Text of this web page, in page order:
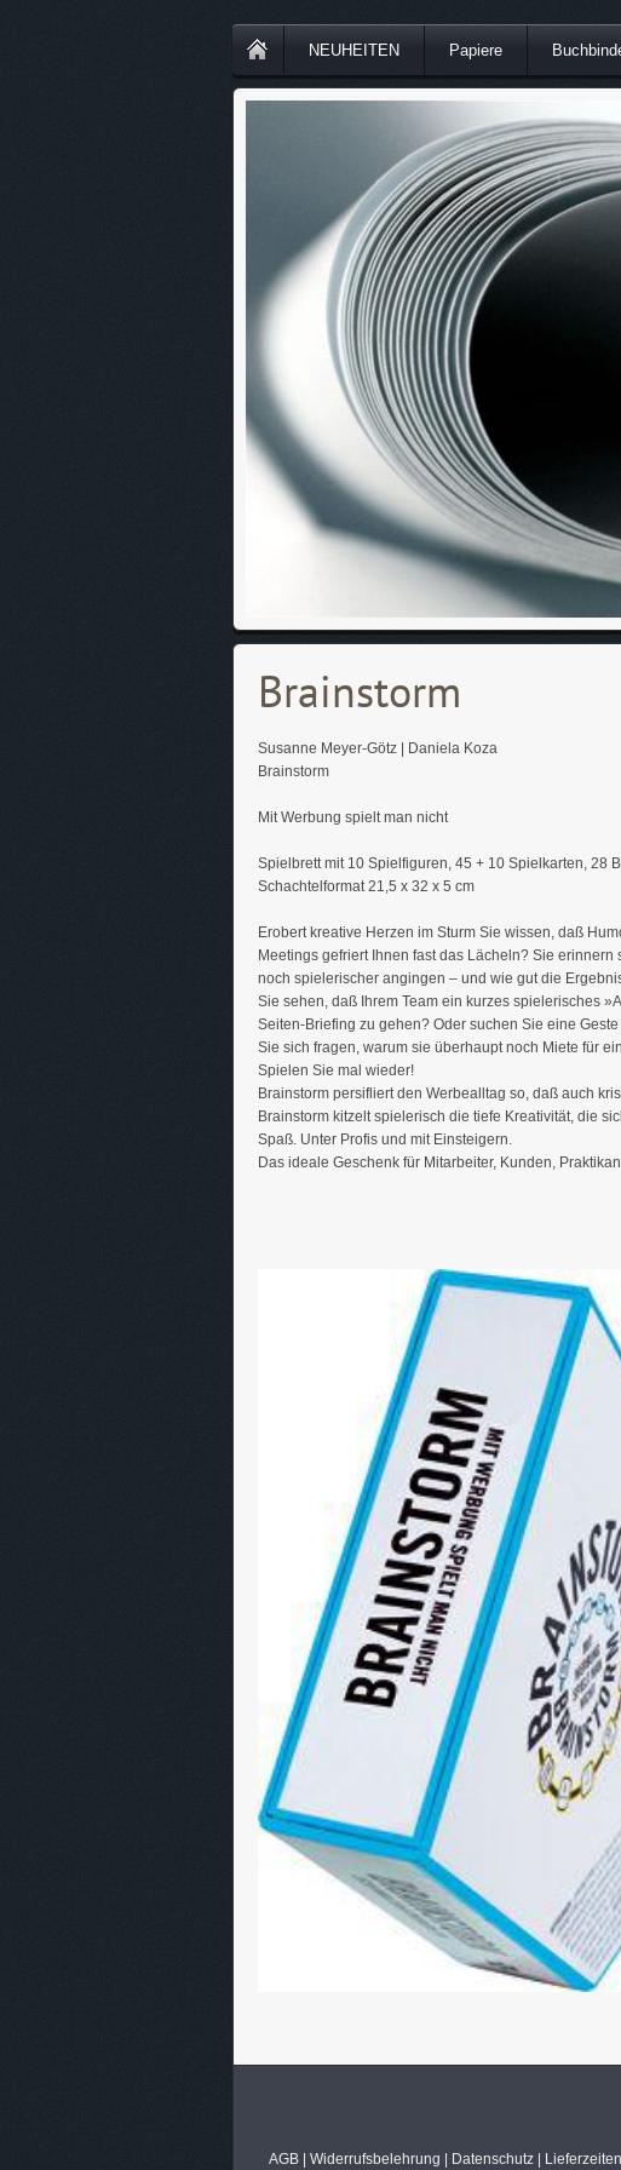
NEUHEITEN Papiere
Brainstorm
Susanne Meyer-Götz | Daniela Koza
Brainstorm
Mit Werbung spielt man nicht
Spielbrett mit 10 Spielfiguren, 45 + 10 Spielkarten, 28
Schachtelformat 21,5 x 32 x 5 cm
Erobert kreative Herzen im Sturm Sie wissen, daß
Meetings gefriert Ihnen fast das Lächeln? Sie
noch spielerischer angingen – und wie gut die
Sie sehen, daß Ihrem Team ein kurzes spielerisches
Seiten-Briefing zu gehen? Oder suchen Sie eine
Sie sich fragen, warum sie überhaupt noch Miete für
Spielen Sie mal wieder!
Brainstorm persifliert den Werbealltag so, daß auch
Brainstorm kitzelt spielerisch die tiefe Kreativität, die
Spaß. Unter Profis und mit Einsteigern.
Das ideale Geschenk für Mitarbeiter, Kunden,
AGB| Widerrufsbelehrung Datenschutz| Lieferzeiten